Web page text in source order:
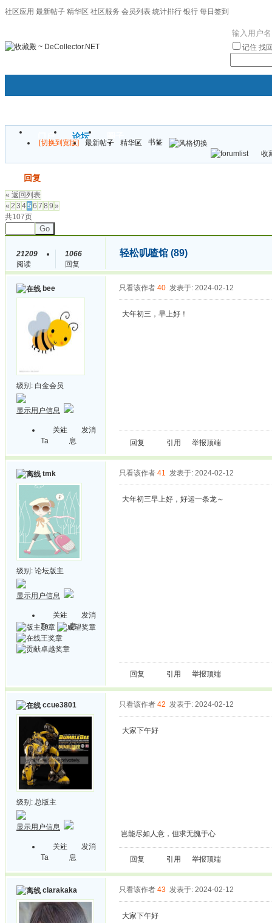
社区应用 最新帖子 精华区 社区服务 会员列表 统计排行 银行 每日签到
记住 找
门户 论坛
[切换到宽版] 最新帖子 精华区
书签
收
回复
« 返回列表
« 2 3 456 7 8 9 »
共107页
Go
21209
阅读
1066
回复
轻松叽喳馆 (89)
bee
级别: 白金会员
显示用户信息
关注
Ta
发消
息
只看该作者 40 发表于: 2024-02-12
大年初三，早上好！
回复 引用 举报顶端
tmk
级别: 论坛版主
显示用户信息
关注
Ta
发消
息
只看该作者 41 发表于: 2024-02-12
大年初三早上好，好运一条龙～
回复 引用 举报顶端
ccue3801
级别: 总版主
显示用户信息
关注
Ta
发消
息
只看该作者 42 发表于: 2024-02-12
大家下午好
岂能尽如人意，但求无愧于心
回复 引用 举报顶端
clarakaka 只看该作者 43 发表于: 2024-02-12
大家下午好